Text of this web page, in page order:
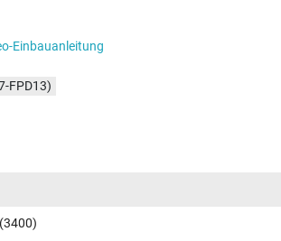
Einbauanleitung
FPD13)